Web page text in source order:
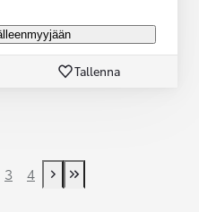
Tallenna
3 4
Next page
Last Page